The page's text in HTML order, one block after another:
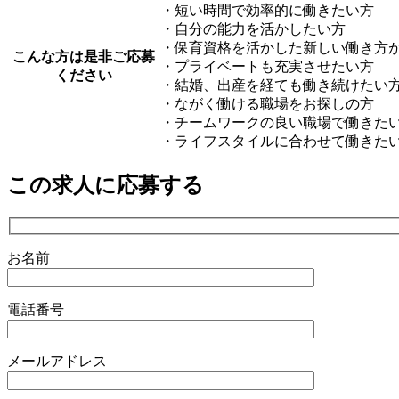
こんな方は是非ご応募
ください
・短い時間で効率的に働きたい方
・自分の能力を活かしたい方
・保育資格を活かした新しい働き方
・プライベートも充実させたい方
・結婚、出産を経ても働き続けたい
・ながく働ける職場をお探しの方
・チームワークの良い職場で働きた
・ライフスタイルに合わせて働きた
この求人に応募する
お名前
電話番号
メールアドレス